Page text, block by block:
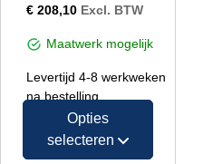
€ 208,10 Excl. BTW
Maatwerk mogelijk
Levertijd 4-8 werkweken
na bestelling
Opties
selecteren